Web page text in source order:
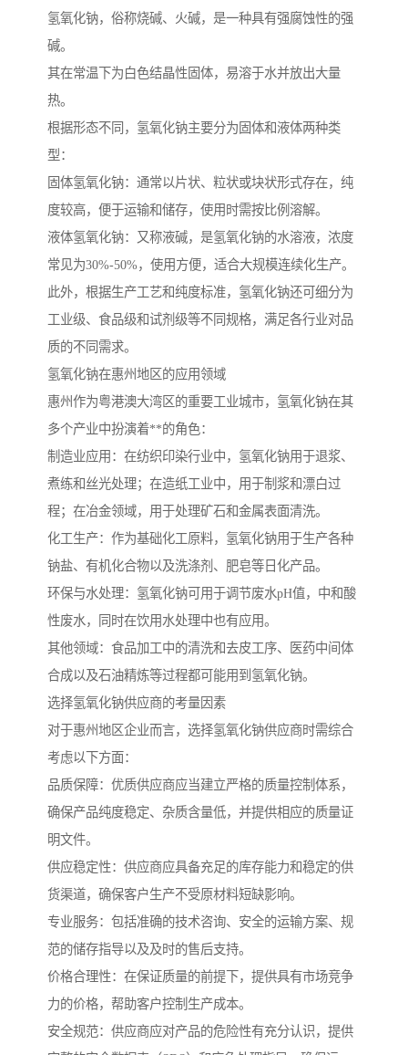
氢氧化钠，俗称烧碱、火碱，是一种具有强腐蚀性的强
碱。
其在常温下为白色结晶性固体，易溶于水并放出大量
热。
根据形态不同，氢氧化钠主要分为固体和液体两种类
型：
固体氢氧化钠：通常以片状、粒状或块状形式存在，纯
度较高，便于运输和储存，使用时需按比例溶解。
液体氢氧化钠：又称液碱，是氢氧化钠的水溶液，浓度
常见为30%-50%，使用方便，适合大规模连续化生产。
此外，根据生产工艺和纯度标准，氢氧化钠还可细分为
工业级、食品级和试剂级等不同规格，满足各行业对品
质的不同需求。
氢氧化钠在惠州地区的应用领域
惠州作为粤港澳大湾区的重要工业城市，氢氧化钠在其
多个产业中扮演着**的角色：
制造业应用：在纺织印染行业中，氢氧化钠用于退浆、
煮练和丝光处理；在造纸工业中，用于制浆和漂白过
程；在冶金领域，用于处理矿石和金属表面清洗。
化工生产：作为基础化工原料，氢氧化钠用于生产各种
钠盐、有机化合物以及洗涤剂、肥皂等日化产品。
环保与水处理：氢氧化钠可用于调节废水pH值，中和酸
性废水，同时在饮用水处理中也有应用。
其他领域：食品加工中的清洗和去皮工序、医药中间体
合成以及石油精炼等过程都可能用到氢氧化钠。
选择氢氧化钠供应商的考量因素
对于惠州地区企业而言，选择氢氧化钠供应商时需综合
考虑以下方面：
品质保障：优质供应商应当建立严格的质量控制体系，
确保产品纯度稳定、杂质含量低，并提供相应的质量证
明文件。
供应稳定性：供应商应具备充足的库存能力和稳定的供
货渠道，确保客户生产不受原材料短缺影响。
专业服务：包括准确的技术咨询、安全的运输方案、规
范的储存指导以及及时的售后支持。
价格合理性：在保证质量的前提下，提供具有市场竞争
力的价格，帮助客户控制生产成本。
安全规范：供应商应对产品的危险性有充分认识，提供